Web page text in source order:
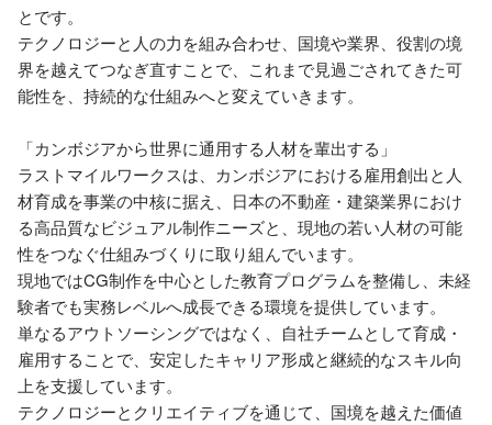
とです。
テクノロジーと人の力を組み合わせ、国境や業界、役割の境
界を越えてつなぎ直すことで、これまで見過ごされてきた可
能性を、持続的な仕組みへと変えていきます。
「カンボジアから世界に通用する人材を輩出する」
ラストマイルワークスは、カンボジアにおける雇用創出と人
材育成を事業の中核に据え、日本の不動産・建築業界におけ
る高品質なビジュアル制作ニーズと、現地の若い人材の可能
性をつなぐ仕組みづくりに取り組んでいます。
現地ではCG制作を中心とした教育プログラムを整備し、未経
験者でも実務レベルへ成長できる環境を提供しています。
単なるアウトソーシングではなく、自社チームとして育成・
雇用することで、安定したキャリア形成と継続的なスキル向
上を支援しています。
テクノロジーとクリエイティブを通じて、国境を越えた価値